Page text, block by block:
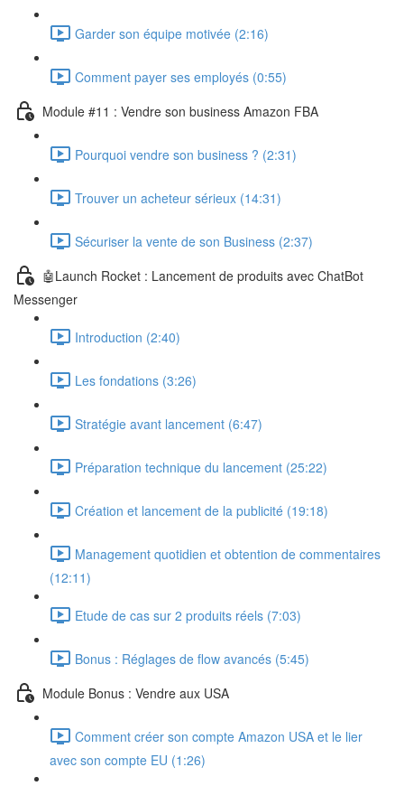
Garder son équipe motivée (2:16)
Comment payer ses employés (0:55)
Module #11 : Vendre son business Amazon FBA
Pourquoi vendre son business ? (2:31)
Trouver un acheteur sérieux (14:31)
Sécuriser la vente de son Business (2:37)
🤖Launch Rocket : Lancement de produits avec ChatBot
Messenger
Introduction (2:40)
Les fondations (3:26)
Stratégie avant lancement (6:47)
Préparation technique du lancement (25:22)
Création et lancement de la publicité (19:18)
Management quotidien et obtention de commentaires
(12:11)
Etude de cas sur 2 produits réels (7:03)
Bonus : Réglages de flow avancés (5:45)
Module Bonus : Vendre aux USA
Comment créer son compte Amazon USA et le lier
avec son compte EU (1:26)